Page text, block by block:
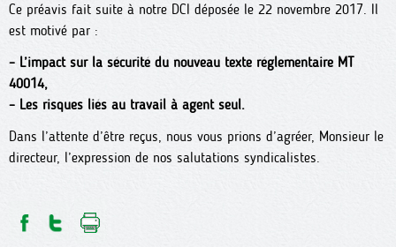
Ce préavis fait suite à notre DCI déposée le 22 novembre 2017. Il
est motivé par :
– L’impact sur la sécurité du nouveau texte réglementaire MT
40014,
– Les risques liés au travail à agent seul.
Dans l’attente d’être reçus, nous vous prions d’agréer, Monsieur le
directeur, l’expression de nos salutations syndicalistes.